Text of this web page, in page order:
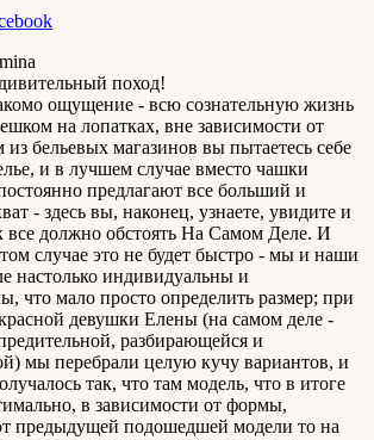
поход!
ощущение - всю сознательную жизнь
на лопатках, вне зависимости от
из бельевых магазинов вы пытаетесь себе
и в лучшем случае вместо чашки
предлагают все больший и
- здесь вы, наконец, узнаете, увидите и
все должно обстоять На Самом Деле. И
случае это не будет быстро - мы и наши
настолько индивидуальны и
что мало просто определить размер; при
девушки Елены (на самом деле -
разбирающейся и
мы перебрали целую кучу вариантов, и
так, что там модель, что в итоге
в зависимости от формы,
предыдущей подошедшей модели то на